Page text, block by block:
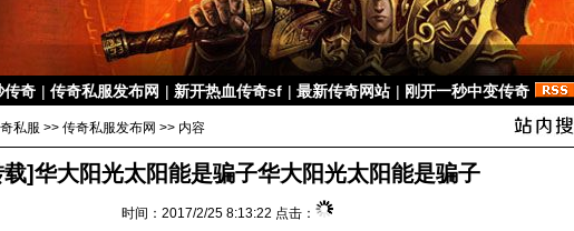
传奇 | 传奇私服发布网 | 新开热血传奇sf | 最新传奇网站 | 刚开一秒中变传奇
私服 >> 传奇私服发布网 >> 内容
载]华大阳光太阳能是骗子华大阳光太阳能是骗子
时间：2017/2/25 8:13:22 点击：